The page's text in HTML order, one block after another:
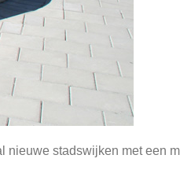
nieuwe stadswijken met een